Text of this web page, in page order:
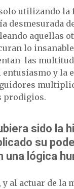
utilizando la
desmesurada
aquellas
lo
las
entusiasmo y la
prodigios.
sido la
su
una lógica
y al actuar de la